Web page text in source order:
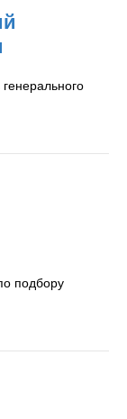
генерального
подбору